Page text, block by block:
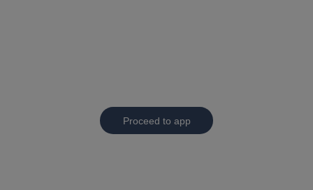
Proceed to app